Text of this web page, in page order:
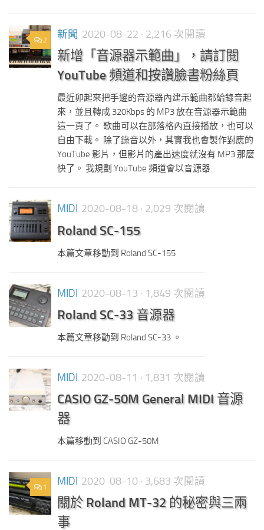
2 新聞 2020-08-22 · 2,216 次閱讀
新增「音源器示範曲」，請訂閱
YouTube 頻道和按讚臉書粉絲頁
最近卯起來把手邊的音源器內建示範曲都給錄音起
來，並且轉成 320Kbps 的 MP3 放在音源器示範曲
這一頁了。 歌曲可以在部落格內直接播放，也可以
自由下載。 除了錄音以外，其實我也會製作對應的
YouTube 影片，但影片的產出速度就沒有 MP3 那麼
快了。 我規劃 YouTube 頻道會以音源器...
MIDI 2020-08-18 · 2,029 次閱讀
Roland SC-155
本篇文章移動到 Roland SC-155
MIDI 2020-08-13 · 1,849 次閱讀
Roland SC-33 音源器
本篇文章移動到 Roland SC-33 。
MIDI 2020-08-11 · 1,831 次閱讀
CASIO GZ-50M General MIDI 音源
器
本篇移動到 CASIO GZ-50M
1 MIDI 2020-08-10 · 3,683 次閱讀
關於 Roland MT-32 的秘密與三兩
事